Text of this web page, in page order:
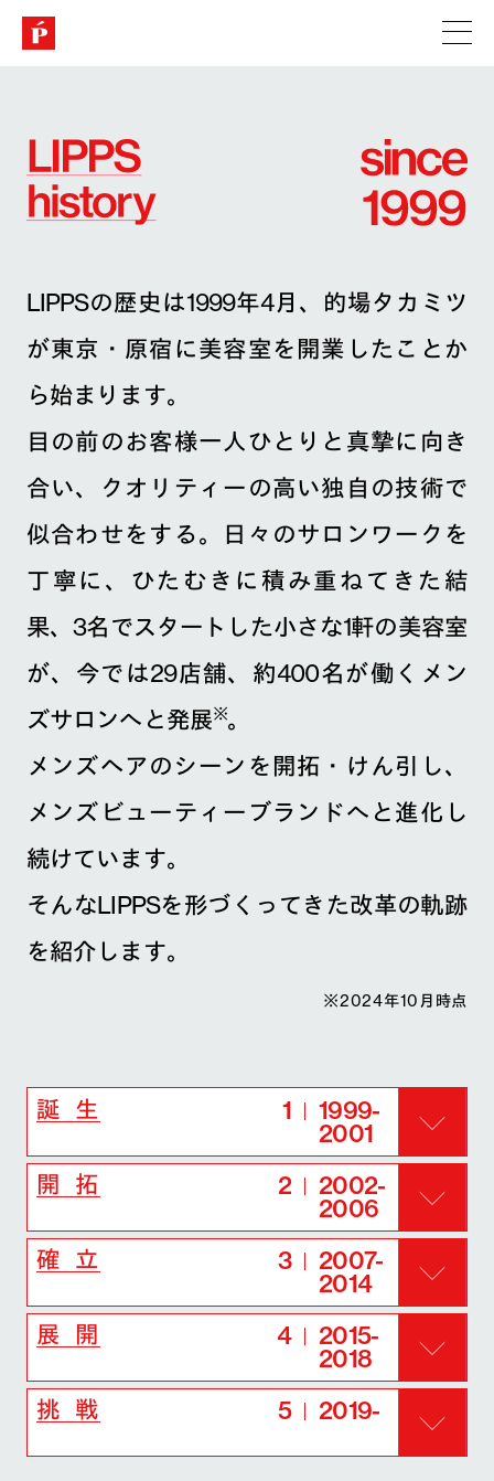
LIPPSの歴史は1999年4月、的場タカミツ
が東京・原宿に美容室を開業したことか
ら始まります。
目の前のお客様一人ひとりと真摯に向き
合い、クオリティーの高い独自の技術で
似合わせをする。日々のサロンワークを
丁寧に、ひたむきに積み重ねてきた結
果、3名でスタートした小さな1軒の美容室
が、今では29店舗、約400名が働くメン
ズサロンへと発展※。
メンズヘアのシーンを開拓・けん引し、
メンズビューティーブランドへと進化し
続けています。
そんなLIPPSを形づくってきた改革の軌跡
を紹介します。
※2024年10月時点
誕 生 1
1999-
2001
開 拓 2
2002-
2006
確 立 3
2007-
2014
展 開 4
2015-
2018
挑 戦 5 2019-